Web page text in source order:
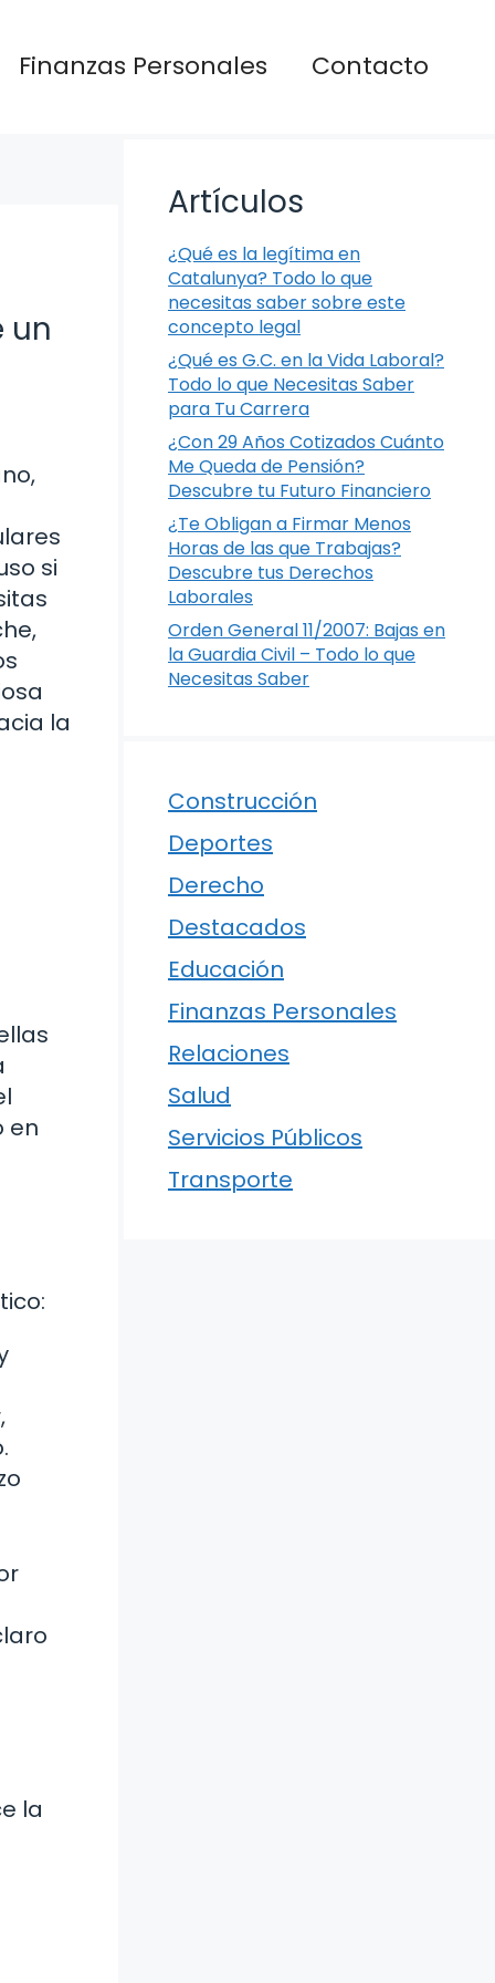
Finanzas Personales Contacto
un
si
la
en
la
Artículos
¿Qué es la legítima en
Catalunya? Todo lo que
necesitas saber sobre este
concepto legal
¿Qué es G.C. en la Vida Laboral?
Todo lo que Necesitas Saber
para Tu Carrera
¿Con 29 Años Cotizados Cuánto
Me Queda de Pensión?
Descubre tu Futuro Financiero
¿Te Obligan a Firmar Menos
Horas de las que Trabajas?
Descubre tus Derechos
Laborales
Orden General 11/2007: Bajas en
la Guardia Civil – Todo lo que
Necesitas Saber
Construcción
Deportes
Derecho
Destacados
Educación
Finanzas Personales
Relaciones
Salud
Servicios Públicos
Transporte